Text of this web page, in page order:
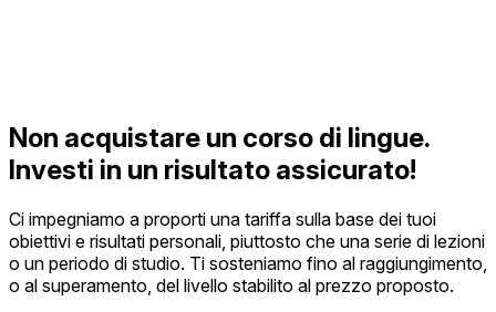
Non acquistare un corso di lingue.
Investi in un risultato assicurato!
Ci impegniamo a proporti una tariffa sulla base dei tuoi
obiettivi e risultati personali, piuttosto che una serie di lezioni
o un periodo di studio. Ti sosteniamo fino al raggiungimento,
o al superamento, del livello stabilito al prezzo proposto.